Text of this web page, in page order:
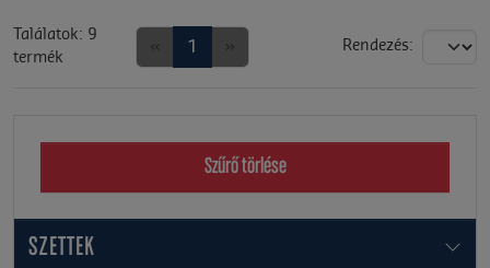
Találatok: 9
termék
1 Rendezés:
Szűrő törlése
SZETTEK